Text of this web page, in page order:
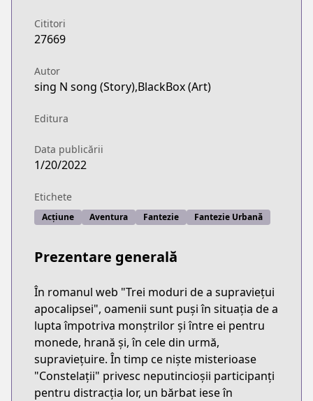
Cititori
27669
Autor
sing N song (Story),BlackBox (Art)
Editura
Data publicării
1/20/2022
Etichete
Acțiune Aventura Fantezie Fantezie Urbană
Prezentare generală
În romanul web "Trei moduri de a supraviețui
apocalipsei", oamenii sunt puși în situația de a
lupta împotriva monștrilor și între ei pentru
monede, hrană și, în cele din urmă,
supraviețuire. În timp ce niște misterioase
"Constelații" privesc neputincioșii participanți
pentru distracția lor, un bărbat iese în